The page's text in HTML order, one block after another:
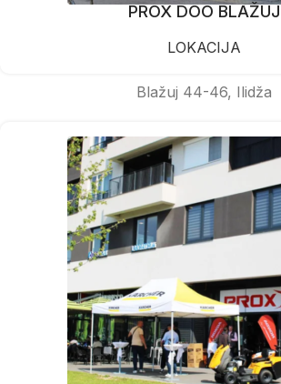
PROX DOO BLAŽUJ
LOKACIJA
Blažuj 44-46, Ilidža